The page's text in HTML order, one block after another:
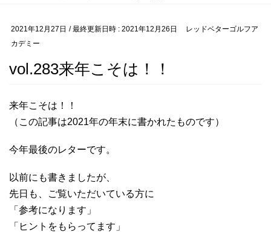
2021年12月27日 / 最終更新日時 : 2021年12月26日
レッドベターゴルフア
カデミー
vol.283来年こそは！！
来年こそは！！
（この記事は2021年の年末に書かれたものです）
今年最後のレターです。
以前にも書きましたが、
先日も、ご覧いただいている方に
「参考になります」
「ヒントをもらってます」